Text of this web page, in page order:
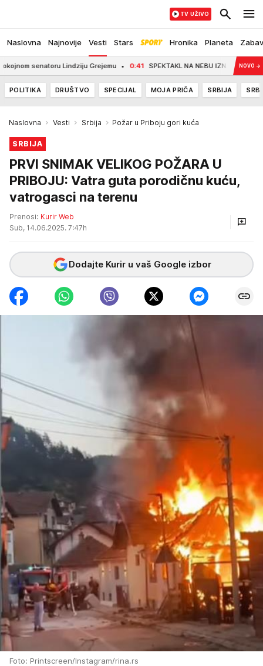
Naslovna Najnovije Vesti Stars Hronika Planeta
TV UŽIVO
senatoru Lindziju Grejemu 0:41 SPEKTAKL NA NEBU IZNAD SRBIJE!
NOVO →
POLITIKA DRUŠTVO SPECIJAL MOJA PRIČA SRBIJA
Naslovna Vesti Srbija Požar u Priboju gori kuća
SRBIJA
PRVI SNIMAK VELIKOG POŽARA U
PRIBOJU: Vatra guta porodičnu kuću,
vatrogasci na terenu
Prenosi: Kurir Web
Sub, 14.06.2025. 7:47h
Dodajte Kurir u vaš Google izbor
Foto: Printscreen/Instagram/rina.rs